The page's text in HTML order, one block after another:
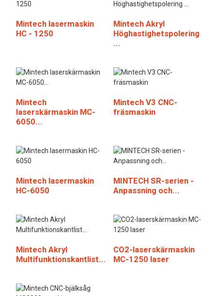
Mintech lasermaskin
HC - 1250
Mintech Akryl
Höghastighetspolering
...
Mintech
laserskärmaskin MC-
6050...
Mintech V3 CNC-
fräsmaskin
Mintech lasermaskin
HC-6050
MINTECH SR-serien -
Anpassning och...
Mintech Akryl
Multifunktionskantlist...
CO2-laserskärmaskin
MC-1250 laser